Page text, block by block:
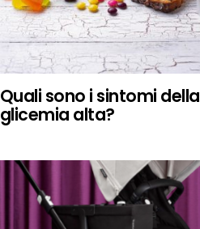
Quali sono i sintomi della
glicemia alta?